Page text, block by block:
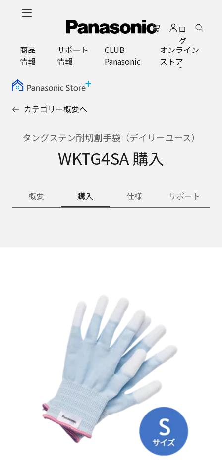
ロ
グ
イ
ン
商品
情報
サポート
情報
CLUB
Panasonic
オンライン
ストア
カテゴリー概要へ
タングステン耐切創手袋（デイリーユース）
WKTG4SA 購入
概要 購入 仕様 サポート